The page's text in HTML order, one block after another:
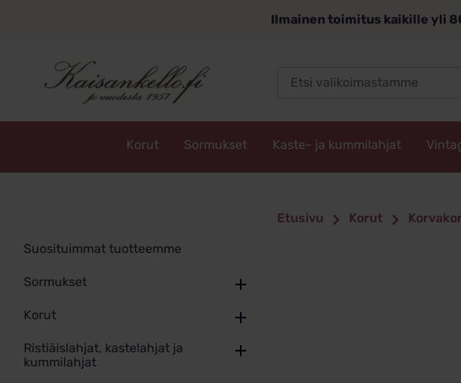
Ilmainen toimitus kaikille yli
Korut Sormukset Kaste- ja kummilahjat
Suosituimmat tuotteemme
Sormukset
Korut
Ristiäislahjat, kastelahjat ja
kummilahjat
Etusivu Korut